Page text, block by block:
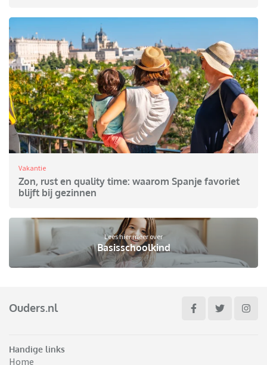
Vakantie
Zon, rust en quality time: waarom Spanje favoriet
blijft bij gezinnen
Lees hier meer over
Basisschoolkind
Ouders.nl
Handige links
Home